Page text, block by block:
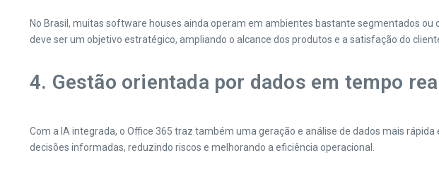
No Brasil, muitas software houses ainda operam em ambientes bastante segmentados
deve ser um objetivo estratégico, ampliando o alcance dos produtos e a satisfação do
4. Gestão orientada por dados em tempo real
Com a IA integrada, o Office 365 traz também uma geração e análise de dados mais
decisões informadas, reduzindo riscos e melhorando a eficiência operacional.